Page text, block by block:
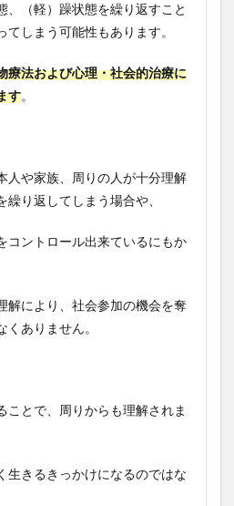
、（軽）躁状態を繰り返すこと
しまう可能性もあります。
療法および心理・社会的治療に
す。
人や家族、周りの人が十分理解
繰り返してしまう場合や、
コントロール出来ているにもか
解により、社会参加の機会を奪
ありません。
ことで、周りからも理解されま
生きるきっかけになるのではな